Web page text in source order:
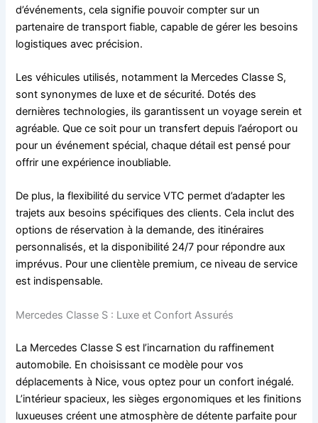
d’événements, cela signifie pouvoir compter sur un
partenaire de transport fiable, capable de gérer les besoins
logistiques avec précision.
Les véhicules utilisés, notamment la Mercedes Classe S,
sont synonymes de luxe et de sécurité. Dotés des
dernières technologies, ils garantissent un voyage serein et
agréable. Que ce soit pour un transfert depuis l’aéroport ou
pour un événement spécial, chaque détail est pensé pour
offrir une expérience inoubliable.
De plus, la flexibilité du service VTC permet d’adapter les
trajets aux besoins spécifiques des clients. Cela inclut des
options de réservation à la demande, des itinéraires
personnalisés, et la disponibilité 24/7 pour répondre aux
imprévus. Pour une clientèle premium, ce niveau de service
est indispensable.
Mercedes Classe S : Luxe et Confort Assurés
La Mercedes Classe S est l’incarnation du raffinement
automobile. En choisissant ce modèle pour vos
déplacements à Nice, vous optez pour un confort inégalé.
L’intérieur spacieux, les sièges ergonomiques et les finitions
luxueuses créent une atmosphère de détente parfaite pour